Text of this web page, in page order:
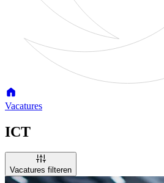
Vacatures
ICT
Vacatures filteren